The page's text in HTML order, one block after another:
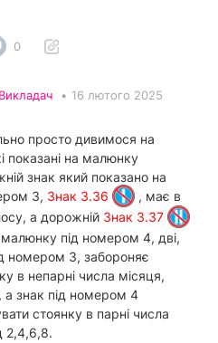
0
Викладач • 16 лютого 2025
просто дивимося на
показані на малюнку
знак який показано на
3, Знак 3.36
, має в
а дорожній Знак 3.37
під номером 4, дві,
номером 3, забороняє
в непарні числа місяця,
а знак під номером 4
стоянку в парні числа
2,4,6,8.